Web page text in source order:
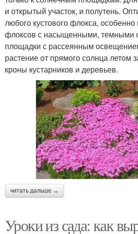
и открытый участок, и полутень.
любого кустового флокса,
флоксов с насыщенными, темными
площадки с рассеянным
растение от прямого солнца летом
кроны кустарников и деревьев.
читать дальше →
Уроки из сада: как